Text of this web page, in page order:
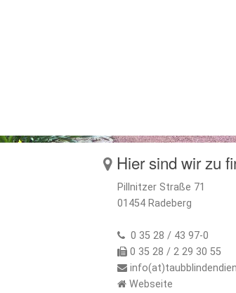
Hier sind wir zu
Pillnitzer Straße 71
01454 Radeberg
0 35 28 / 43 97-0
0 35 28 / 2 29 30 55
Webseite